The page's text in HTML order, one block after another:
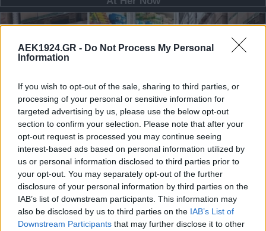
AEK1924.GR - Do Not Process My Personal
Information
If you wish to opt-out of the sale, sharing to third parties, or
processing of your personal or sensitive information for
targeted advertising by us, please use the below opt-out
section to confirm your selection. Please note that after your
opt-out request is processed you may continue seeing
interest-based ads based on personal information utilized by
us or personal information disclosed to third parties prior to
your opt-out. You may separately opt-out of the further
disclosure of your personal information by third parties on the
IAB’s list of downstream participants. This information may
also be disclosed by us to third parties on the IAB’s List of
Downstream Participants that may further disclose it to other